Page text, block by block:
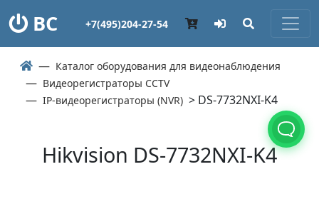
ВС +7(495)204-27-54
Каталог оборудования для видеонаблюдения
Видеорегистраторы CCTV
IP-видеорегистраторы (NVR) > DS-7732NXI-K4
Hikvision DS-7732NXI-K4